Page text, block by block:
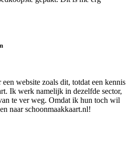
website zoals dit, totdat een kennis
Ik werk namelijk in dezelfde sector,
te ver weg. Omdat ik hun toch wil
naar schoonmaakkaart.nl!